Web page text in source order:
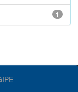
1